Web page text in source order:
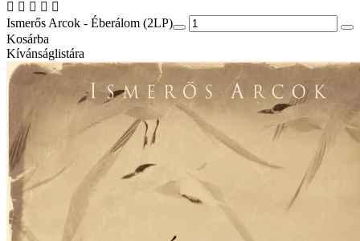
Ismerős Arcok - Éberálom (2LP)
Kosárba
Kívánságlistára